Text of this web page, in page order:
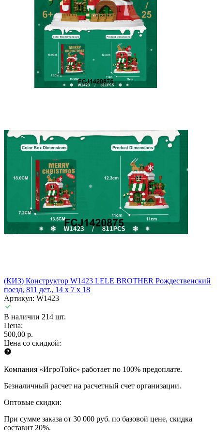
(КИЗ) Конструктор W1423 LELE BROTHER Рождественский
поезд, 811 дет., 14 x 7 x 18
Артикул: W1423
В наличии 214 шт.
Цена:
500,00 р.
Цена со скидкой:
Компания «ИгроТойс» работает по 100% предоплате.
Безналичный расчет на расчетный счет организации.
Оптовые скидки:
При сумме заказа от 30 000 руб. по базовой цене, скидка
составит 20%.